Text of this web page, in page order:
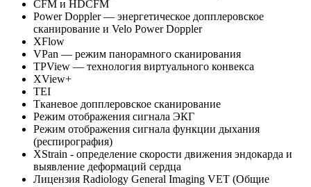
CFM и HDCFM
Power Doppler — энергетическое допплеровское
сканирование и Velo Power Doppler
XFlow
VPan — режим панорамного сканирования
TPView — технология виртуального конвекса
XView+
TEI
Тканевое допплеровское сканирование
Режим отображения сигнала ЭКГ
Режим отображения сигнала функции дыхания
(респирография)
XStrain - определение скорости движения эндокарда и
выявление деформаций сердца
Лицензия Radiology General Imaging VET (Общие